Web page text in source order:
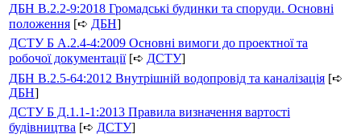
ДБН В.2.2-9:2018 Громадські будинки та споруди. Основні
положення [➪ ДБН]
ДСТУ Б А.2.4-4:2009 Основні вимоги до проектної та
робочої документації[➪ ДСТУ]
ДБН В.2.5-64:2012 Внутрішній водопровід та каналізація [➪
ДБН]
ДСТУ Б Д.1.1-1:2013 Правила визначення вартості
будівництва [➪ ДСТУ]